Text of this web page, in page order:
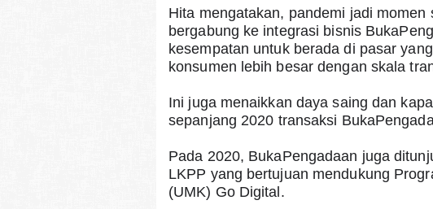
Hita mengatakan, pandemi jadi momen
bergabung ke integrasi bisnis
kesempatan untuk berada di pasar
konsumen lebih besar dengan skala
Ini juga menaikkan daya saing dan
sepanjang 2020 transaksi
Pada 2020, BukaPengadaan juga
LKPP yang bertujuan mendukung
(UMK) Go Digital.